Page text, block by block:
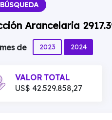
Arancelaria
de 2023 2024
VALOR TOTAL
US$ 42.529.858,27